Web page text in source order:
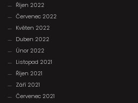
Říjen 2022
Červenec 2022
Květen 2022
Duben 2022
Únor 2022
Listopad 2021
Říjen 2021
Září 2021
Červenec 2021